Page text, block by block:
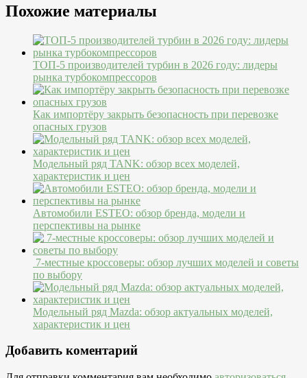
Похожие материалы
ТОП-5 производителей турбин в 2026 году: лидеры
рынка турбокомпрессоров
Как импортёру закрыть безопасность при перевозке
опасных грузов
Модельный ряд TANK: обзор всех моделей,
характеристик и цен
Автомобили ESTEO: обзор бренда, модели и
перспективы на рынке
7-местные кроссоверы: обзор лучших моделей и советы
по выбору
Модельный ряд Mazda: обзор актуальных моделей,
характеристик и цен
Добавить коментарий